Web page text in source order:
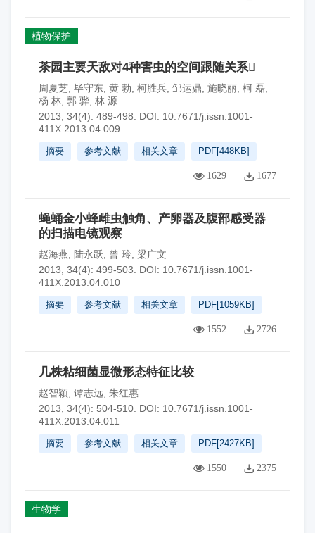
植物保护
茶园主要天敌对4种害虫的空间跟随关系
周夏芝 毕守东 黄 勃 柯胜兵 邹运鼎 施晓丽 柯 磊
杨 林 郭 骅 林 源
2013, 34(4): 489-498.
DOI: 10.7671/j.issn.1001-
411X.2013.04.009
摘要 参考文献 相关文章 PDF[448KB]
1629 1677
蝇蛹金小蜂雌虫触角、产卵器及腹部感受器
的扫描电镜观察
赵海燕 陆永跃 曾 玲 梁广文
2013, 34(4): 499-503.
DOI: 10.7671/j.issn.1001-
411X.2013.04.010
摘要 参考文献 相关文章 PDF[1059KB]
1552 2726
几株粘细菌显微形态特征比较
赵智颖 谭志远 朱红惠
2013, 34(4): 504-510. DOI: 10.7671/j.issn.1001-
411X.2013.04.011
摘要 参考文献 相关文章 PDF[2427KB]
1550 2375
生物学